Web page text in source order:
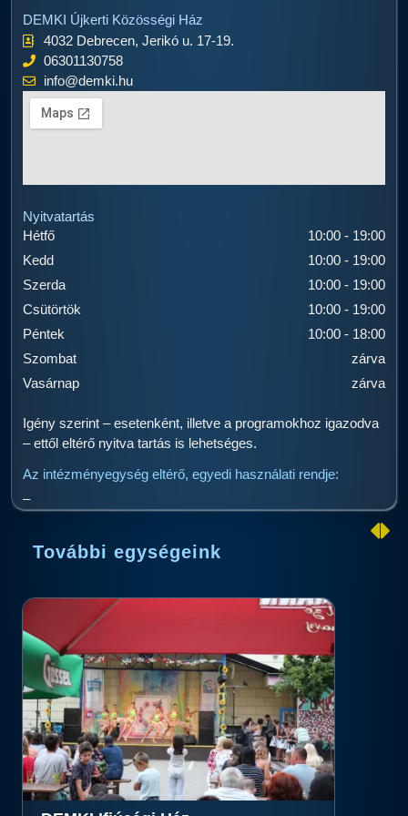
DEMKI Újkerti Közösségi Ház
4032 Debrecen, Jerikó u. 17-19.
06301130758
info@demki.hu
Nyitvatartás
Hétfő
10:00 - 19:00
Kedd
10:00 - 19:00
Szerda
10:00 - 19:00
Csütörtök
10:00 - 19:00
Péntek
10:00 - 18:00
Szombat
zárva
Vasárnap
zárva
Igény szerint – esetenként, illetve a programokhoz igazodva
– ettől eltérő nyitva tartás is lehetséges.
Az intézményegység eltérő, egyedi használati rendje:
–
További egységeink